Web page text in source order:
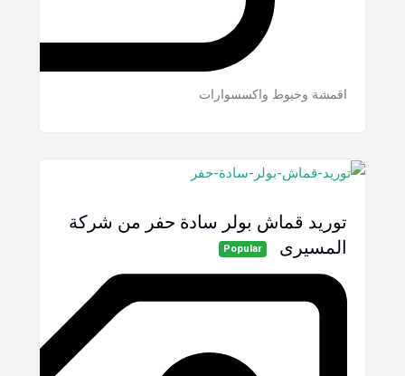
اقمشة وخيوط واكسسوارات
توريد قماش بولر سادة حفر من شركة
المسيرى
Popular